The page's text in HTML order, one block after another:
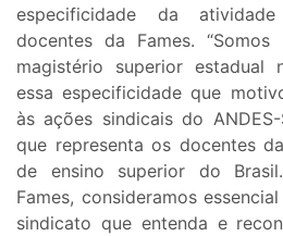
especificidade da
docentes da Fames.
magistério superior estadual
essa especificidade que
às ações sindicais do
que representa os docentes
de ensino superior do
Fames, consideramos
sindicato que entenda e